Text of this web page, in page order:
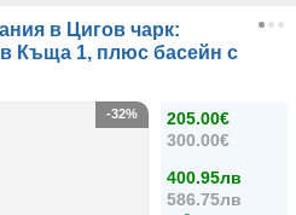
в Цигов чарк:
Къща 1, плюс басейн с
205.00€
300.00€
400.95лв
586.75лв
-32%